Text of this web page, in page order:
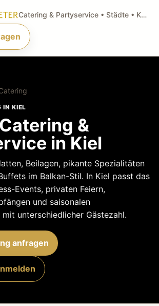
Catering & Partyservice • Städte • Küchenarten • Anfragen
IN KIEL
&
in Kiel
Beilagen, pikante Spezialitäten
im Balkan-Stil. In Kiel passt das
Events, privaten Feiern,
und saisonalen
unterschiedlicher Gästezahl.
anfragen